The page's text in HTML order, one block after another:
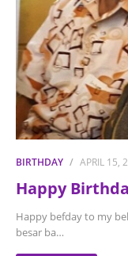
BIRTHDAY APRIL 15,
Happy
Happy befday to my
besar ba…